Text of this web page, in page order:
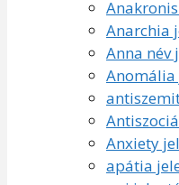
Anarchia
Anna név
Anomália
Anxiety
apátia